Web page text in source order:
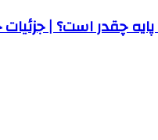
چقدر است؟ | جزئیات